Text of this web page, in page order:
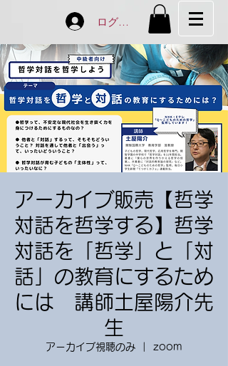
ログイン
アーカイブ販売【哲学
対話を哲学する】哲学
対話を「哲学」と「対
話」の教育にするため
には 講師土屋陽介先
生
アーカイブ視聴のみ zoom